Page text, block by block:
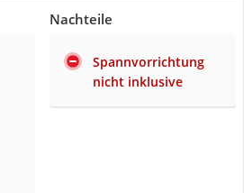
Nachteile
Spannvorrichtung
nicht inklusive